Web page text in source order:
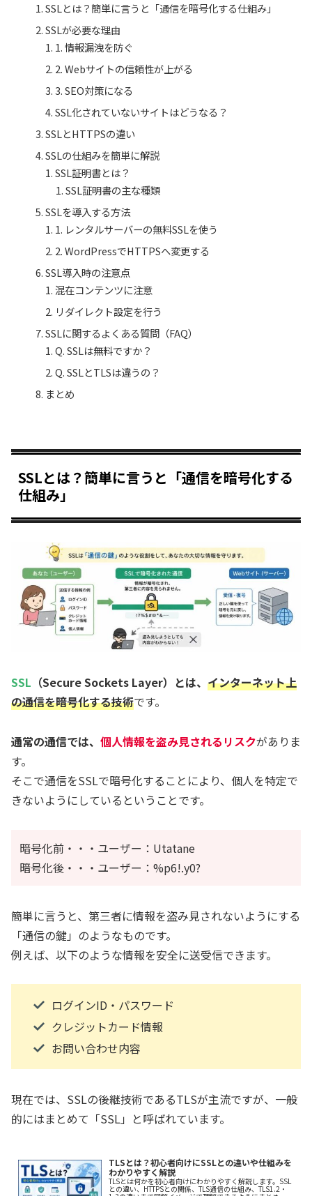
SSLとは？簡単に言うと「通信を暗号化する仕組み」
SSLが必要な理由
1. 情報漏洩を防ぐ
2. Webサイトの信頼性が上がる
3. SEO対策になる
SSL化されていないサイトはどうなる？
SSLとHTTPSの違い
SSLの仕組みを簡単に解説
SSL証明書とは？
SSL証明書の主な種類
SSLを導入する方法
1. レンタルサーバーの無料SSLを使う
2. WordPressでHTTPSへ変更する
SSL導入時の注意点
混在コンテンツに注意
リダイレクト設定を行う
SSLに関するよくある質問（FAQ）
Q. SSLは無料ですか？
Q. SSLとTLSは違うの？
まとめ
SSLとは？簡単に言うと「通信を暗号化する
仕組み」
SSL （Secure Sockets Layer）とは、 インターネット上
の通信を暗号化する技術です。
通常の通信では、 個人情報を盗み見されるリスクがありま
す。
そこで通信をSSLで暗号化することにより、個人を特定で
きないようにしているということです。
暗号化前・・・ユーザー：Utatane
暗号化後・・・ユーザー：%p6!.y0?
簡単に言うと、第三者に情報を盗み見されないようにする
「通信の鍵」のようなものです。
例えば、以下のような情報を安全に送受信できます。
ログインID・パスワード
クレジットカード情報
お問い合わせ内容
現在では、SSLの後継技術であるTLSが主流ですが、一般
的にはまとめて「SSL」と呼ばれています。
TLSとは？初心者向けにSSLとの違いや仕組みを
わかりやすく解説
TLSとは何かを初心者向けにわかりやすく解説します。SSL
との違い、HTTPSとの関係、TLS通信の仕組み、TLS1.2・